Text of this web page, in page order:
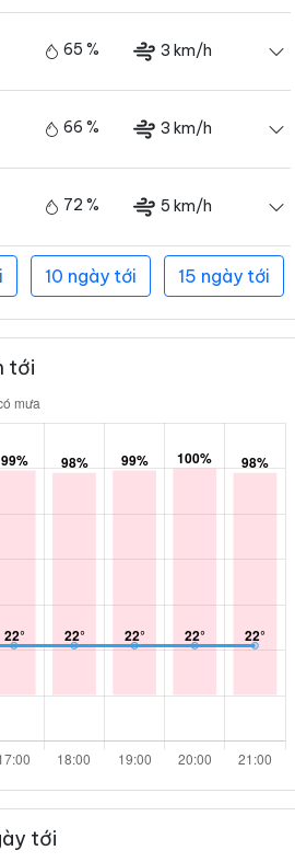
65 % 3 km/h
66 % 3 km/h
72 % 5 km/h
10 ngày tới 15 ngày tới
tới
tới